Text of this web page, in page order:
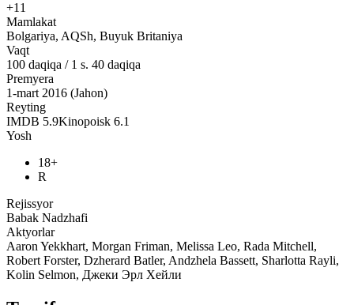
+11
Mamlakat
Bolgariya, AQSh, Buyuk Britaniya
Vaqt
100 daqiqa / 1 s. 40 daqiqa
Premyera
1-mart 2016 (Jahon)
Reyting
IMDB 5.9Kinopoisk 6.1
Yosh
18+
R
Rejissyor
Babak Nadzhafi
Aktyorlar
Aaron Yekkhart, Morgan Friman, Melissa Leo, Rada Mitchell,
Robert Forster, Dzherard Batler, Andzhela Bassett, Sharlotta Rayli,
Kolin Selmon, Джеки Эрл Хейли